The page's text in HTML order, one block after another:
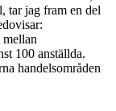
tar jag fram en del
100 anställda.
handelsområden